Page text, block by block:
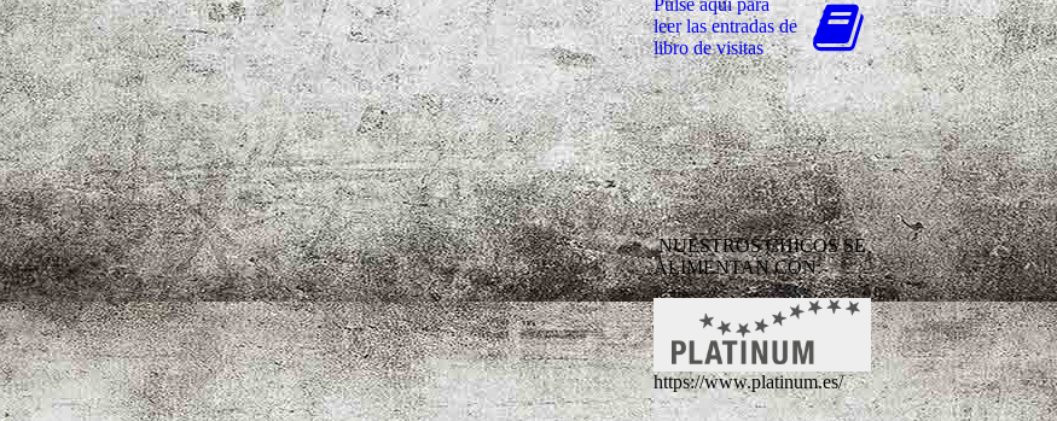
Pulse aquí para
leer las entradas de
libro de visitas
NUESTROS CHICOS SE
ALIMENTAN CON:
https://www.platinum.es/